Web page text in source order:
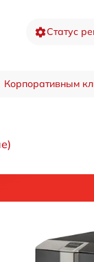
Статус
Корпоративным